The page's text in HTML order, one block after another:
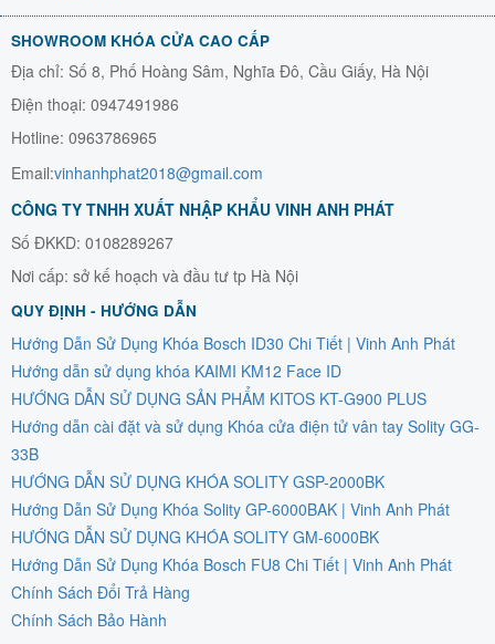
SHOWROOM KHÓA CỬA CAO CẤP
Địa chỉ: Số 8, Phố Hoàng Sâm, Nghĩa Đô, Cầu Giấy, Hà Nội
Điện thoại: 0947491986
Hotline: 0963786965
Email:vinhanhphat2018@gmail.com
CÔNG TY TNHH XUẤT NHẬP KHẨU VINH ANH PHÁT
Số ĐKKD: 0108289267
Nơi cấp: sở kế hoạch và đầu tư tp Hà Nội
QUY ĐỊNH - HƯỚNG DẪN
Hướng Dẫn Sử Dụng Khóa Bosch ID30 Chi Tiết | Vinh Anh Phát
Hướng dẫn sử dụng khóa KAIMI KM12 Face ID
HƯỚNG DẪN SỬ DỤNG SẢN PHẨM KITOS KT-G900 PLUS
Hướng dẫn cài đặt và sử dụng Khóa cửa điện tử vân tay Solity GG-
33B
HƯỚNG DẪN SỬ DỤNG KHÓA SOLITY GSP-2000BK
Hướng Dẫn Sử Dụng Khóa Solity GP-6000BAK | Vinh Anh Phát
HƯỚNG DẪN SỬ DỤNG KHÓA SOLITY GM-6000BK
Hướng Dẫn Sử Dụng Khóa Bosch FU8 Chi Tiết | Vinh Anh Phát
Chính Sách Đổi Trả Hàng
Chính Sách Bảo Hành